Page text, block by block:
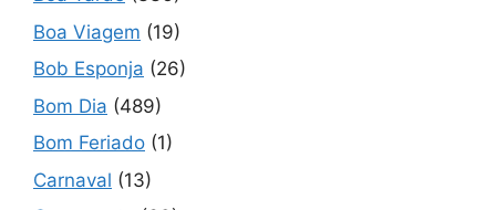
Boa Viagem (19)
Bob Esponja (26)
Bom Dia (489)
Bom Feriado (1)
Carnaval (13)